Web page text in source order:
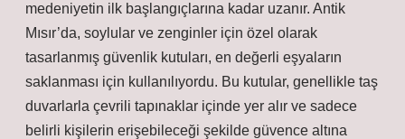
medeniyetin ilk başlangıçlarına kadar uzanır. Antik
Mısır’da, soylular ve zenginler için özel olarak
tasarlanmış güvenlik kutuları, en değerli eşyaların
saklanması için kullanılıyordu. Bu kutular, genellikle taş
duvarlarla çevrili tapınaklar içinde yer alır ve sadece
belirli kişilerin erişebileceği şekilde güvence altına